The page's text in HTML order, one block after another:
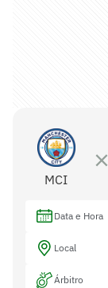
MCI
Data e Hora
Local
Árbitro